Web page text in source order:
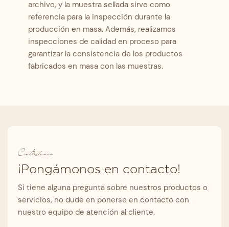
archivo, y la muestra sellada sirve como
referencia para la inspección durante la
producción en masa. Además, realizamos
inspecciones de calidad en proceso para
garantizar la consistencia de los productos
fabricados en masa con las muestras.
Contáctanos
¡Pongámonos en contacto!
Si tiene alguna pregunta sobre nuestros productos o
servicios, no dude en ponerse en contacto con
nuestro equipo de atención al cliente.